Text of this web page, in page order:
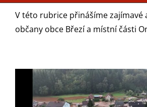
V této rubrice přinášíme zajímavé
občany obce Březí a místní části